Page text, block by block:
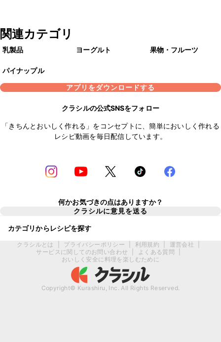
関連カテゴリ
乳製品 ヨーグルト 果物・フルーツ
パイナップル
アプリをダウンロードする
クラシルの公式SNSをフォロー
「きちんとおいしく作れる」をコンセプトに、簡単においしく作れる
レシピ動画を毎日配信しています。
何かお気づきの点はありますか？
クラシルに意見を送る
カテゴリからレシピを探す
クラシルとは プライバシーポリシー 利用規約 運営会社
サービスに関してのお問い合わせ
よくある質問
おいしく安全に料理を楽しむために
Copyright© Kurashiru, Inc. All Rights Reserved.